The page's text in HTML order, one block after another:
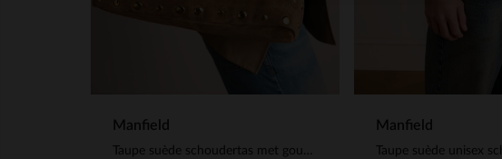
Manfield
Taupe suède schoudertas met gouden studs
Manfield
Taupe suède unisex